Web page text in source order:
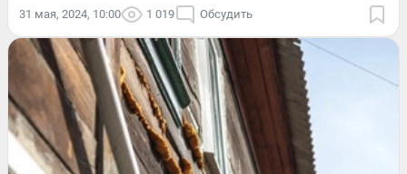
31 мая, 2024, 10:00 1 019 Обсудить